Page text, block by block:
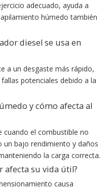
adecuado, ayuda a
húmedo también
diesel se usa en
a un desgaste más rápido,
potenciales debido a la
y cómo afecta al
cuando el combustible no
un bajo rendimiento y daños
la carga correcta.
afecta su vida útil?
causa